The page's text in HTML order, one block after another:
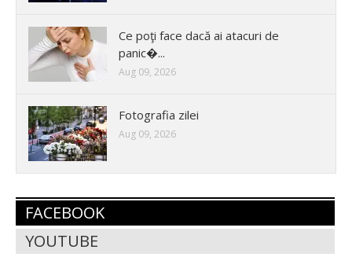
Ce poţi face dacă ai atacuri de
panic�...
Aug 09, 2026
Fotografia zilei
Aug 09, 2026
FACEBOOK
YOUTUBE